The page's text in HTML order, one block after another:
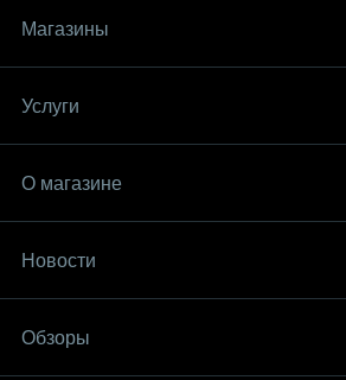
Магазины
Услуги
О магазине
Новости
Обзоры